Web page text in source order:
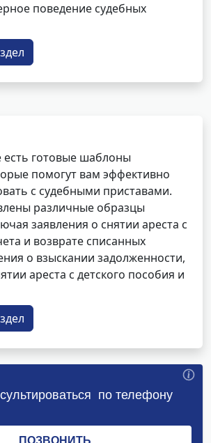
поведение судебных
есть готовые шаблоны
помогут вам эффективно
с судебными приставами.
различные образцы
заявления о снятии ареста с
и возврате списанных
о взыскании задолженности,
ареста с детского пособия и